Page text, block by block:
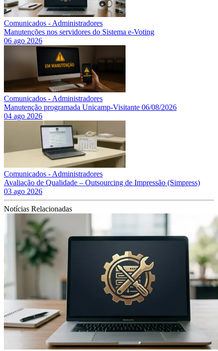
Comunicados - Administradores
Manutenções nos servidores do Sistema e-Voting
06 ago 2026
Comunicados - Administradores
Manutenção programada Unicamp-Visitante 06/08/2026
04 ago 2026
Comunicados - Administradores
Avaliação de Qualidade – Outsourcing de Impressão (Simpress)
03 ago 2026
Notícias Relacionadas